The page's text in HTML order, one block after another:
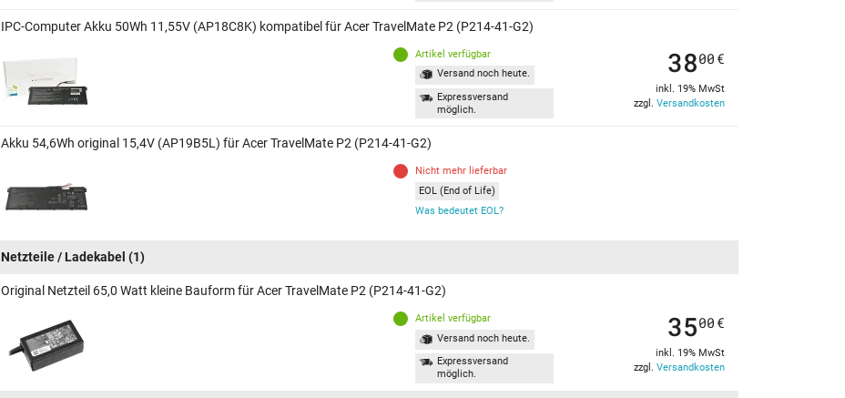
IPC-Computer Akku 50Wh 11,55V (AP18C8K) kompatibel für Acer TravelMate P2 (P214-41-G2)
Artikel verfügbar
Versand noch heute.
Expressversand
möglich.
3800 €
inkl. 19% MwSt
zzgl. Versandkosten
Akku 54,6Wh original 15,4V (AP19B5L) für Acer TravelMate P2 (P214-41-G2)
Nicht mehr lieferbar
EOL (End of Life)
Was bedeutet EOL?
Netzteile / Ladekabel (1)
Original Netzteil 65,0 Watt kleine Bauform für Acer TravelMate P2 (P214-41-G2)
Artikel verfügbar
Versand noch heute.
Expressversand
möglich.
3500 €
inkl. 19% MwSt
zzgl. Versandkosten